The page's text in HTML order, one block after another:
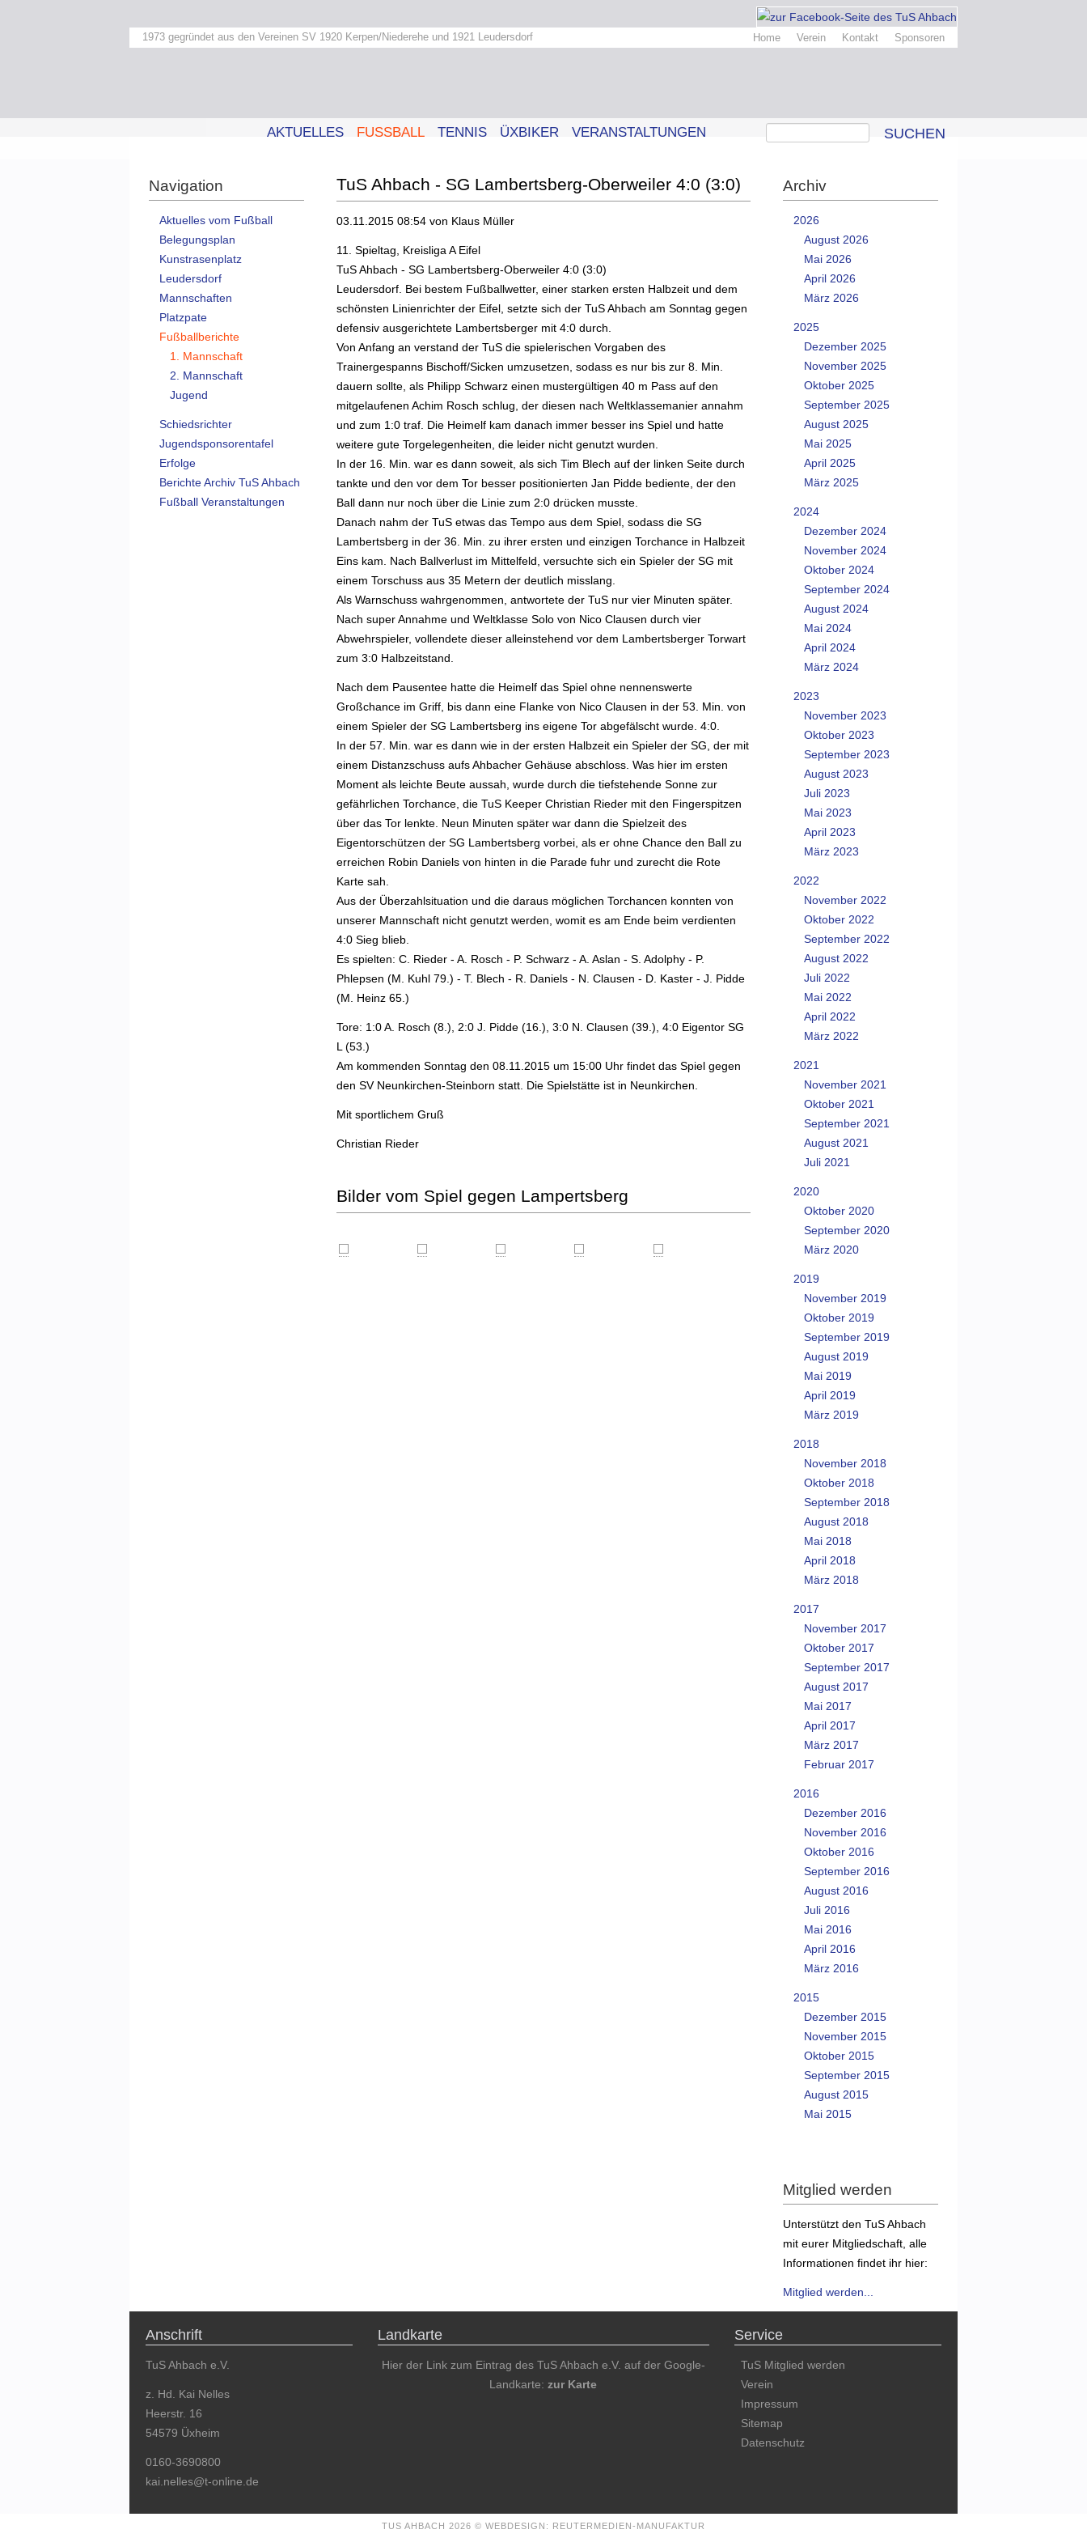
1973 gegründet aus den Vereinen SV 1920 Kerpen/Niederehe und 1921 Leudersdorf Home Verein Kontakt Sponsoren
AKTUELLES FUSSBALL TENNIS ÜXBIKER VERANSTALTUNGEN SUCHEN
TuS Ahbach - SG Lambertsberg-Oberweiler 4:0 (3:0)
03.11.2015 08:54 von Klaus Müller
11. Spieltag, Kreisliga A Eifel
TuS Ahbach - SG Lambertsberg-Oberweiler 4:0 (3:0)
Leudersdorf. Bei bestem Fußballwetter, einer starken ersten Halbzeit und dem
schönsten Linienrichter der Eifel, setzte sich der TuS Ahbach am Sonntag gegen
defensiv ausgerichtete Lambertsberger mit 4:0 durch.
Von Anfang an verstand der TuS die spielerischen Vorgaben des
Trainergespanns Bischoff/Sicken umzusetzen, sodass es nur bis zur 8. Min.
dauern sollte, als Philipp Schwarz einen mustergültigen 40 m Pass auf den
mitgelaufenen Achim Rosch schlug, der diesen nach Weltklassemanier annahm
und zum 1:0 traf. Die Heimelf kam danach immer besser ins Spiel und hatte
weitere gute Torgelegenheiten, die leider nicht genutzt wurden.
In der 16. Min. war es dann soweit, als sich Tim Blech auf der linken Seite durch
tankte und den vor dem Tor besser positionierten Jan Pidde bediente, der den
Ball dann nur noch über die Linie zum 2:0 drücken musste.
Danach nahm der TuS etwas das Tempo aus dem Spiel, sodass die SG
Lambertsberg in der 36. Min. zu ihrer ersten und einzigen Torchance in Halbzeit
Eins kam. Nach Ballverlust im Mittelfeld, versuchte sich ein Spieler der SG mit
einem Torschuss aus 35 Metern der deutlich misslang.
Als Warnschuss wahrgenommen, antwortete der TuS nur vier Minuten später.
Nach super Annahme und Weltklasse Solo von Nico Clausen durch vier
Abwehrspieler, vollendete dieser alleinstehend vor dem Lambertsberger Torwart
zum 3:0 Halbzeitstand.
Nach dem Pausentee hatte die Heimelf das Spiel ohne nennenswerte
Großchance im Griff, bis dann eine Flanke von Nico Clausen in der 53. Min. von
einem Spieler der SG Lambertsberg ins eigene Tor abgefälscht wurde. 4:0.
In der 57. Min. war es dann wie in der ersten Halbzeit ein Spieler der SG, der mit
einem Distanzschuss aufs Ahbacher Gehäuse abschloss. Was hier im ersten
Moment als leichte Beute aussah, wurde durch die tiefstehende Sonne zur
gefährlichen Torchance, die TuS Keeper Christian Rieder mit den Fingerspitzen
über das Tor lenkte. Neun Minuten später war dann die Spielzeit des
Eigentorschützen der SG Lambertsberg vorbei, als er ohne Chance den Ball zu
erreichen Robin Daniels von hinten in die Parade fuhr und zurecht die Rote
Karte sah.
Aus der Überzahlsituation und die daraus möglichen Torchancen konnten von
unserer Mannschaft nicht genutzt werden, womit es am Ende beim verdienten
4:0 Sieg blieb.
Es spielten: C. Rieder - A. Rosch - P. Schwarz - A. Aslan - S. Adolphy - P.
Phlepsen (M. Kuhl 79.) - T. Blech - R. Daniels - N. Clausen - D. Kaster - J. Pidde
(M. Heinz 65.)
Tore: 1:0 A. Rosch (8.), 2:0 J. Pidde (16.), 3:0 N. Clausen (39.), 4:0 Eigentor SG
L (53.)
Am kommenden Sonntag den 08.11.2015 um 15:00 Uhr findet das Spiel gegen
den SV Neunkirchen-Steinborn statt. Die Spielstätte ist in Neunkirchen.
Mit sportlichem Gruß
Christian Rieder
Bilder vom Spiel gegen Lampertsberg
Navigation
Aktuelles vom Fußball
Belegungsplan
Kunstrasenplatz
Leudersdorf
Mannschaften
Platzpate
Fußballberichte
1. Mannschaft
2. Mannschaft
Jugend
Schiedsrichter
Jugendsponsorentafel
Erfolge
Berichte Archiv TuS Ahbach
Fußball Veranstaltungen
Archiv
2026
August 2026
Mai 2026
April 2026
März 2026
2025
Dezember 2025
November 2025
Oktober 2025
September 2025
August 2025
Mai 2025
April 2025
März 2025
2024
Dezember 2024
November 2024
Oktober 2024
September 2024
August 2024
Mai 2024
April 2024
März 2024
2023
November 2023
Oktober 2023
September 2023
August 2023
Juli 2023
Mai 2023
April 2023
März 2023
2022
November 2022
Oktober 2022
September 2022
August 2022
Juli 2022
Mai 2022
April 2022
März 2022
2021
November 2021
Oktober 2021
September 2021
August 2021
Juli 2021
2020
Oktober 2020
September 2020
März 2020
2019
November 2019
Oktober 2019
September 2019
August 2019
Mai 2019
April 2019
März 2019
2018
November 2018
Oktober 2018
September 2018
August 2018
Mai 2018
April 2018
März 2018
2017
November 2017
Oktober 2017
September 2017
August 2017
Mai 2017
April 2017
März 2017
Februar 2017
2016
Dezember 2016
November 2016
Oktober 2016
September 2016
August 2016
Juli 2016
Mai 2016
April 2016
März 2016
2015
Dezember 2015
November 2015
Oktober 2015
September 2015
August 2015
Mai 2015
Mitglied werden
Unterstützt den TuS Ahbach
mit eurer Mitgliedschaft, alle
Informationen findet ihr hier:
Mitglied werden...
Anschrift
TuS Ahbach e.V.
z. Hd. Kai Nelles
Heerstr. 16
54579 Üxheim
0160-3690800
kai.nelles@t-online.de
Landkarte
Hier der Link zum Eintrag des TuS Ahbach e.V. auf der Google-
Landkarte:zur Karte
Service
TuS Mitglied werden
Verein
Impressum
Sitemap
Datenschutz
TUS AHBACH 2026 © WEBDESIGN: REUTERMEDIEN-MANUFAKTUR